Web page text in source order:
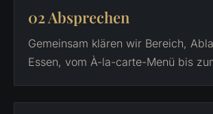
02 Absprechen
Gemeinsam klären wir Bereich,
Essen, vom À-la-carte-Menü bis